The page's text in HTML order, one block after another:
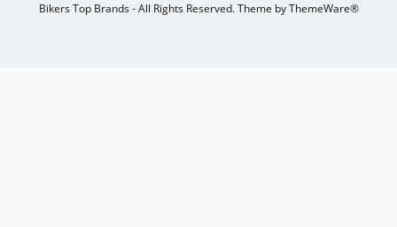
Bikers Top Brands - All Rights Reserved. Theme byThemeWare®